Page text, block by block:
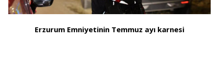
Erzurum Emniyetinin Temmuz ayı karnesi